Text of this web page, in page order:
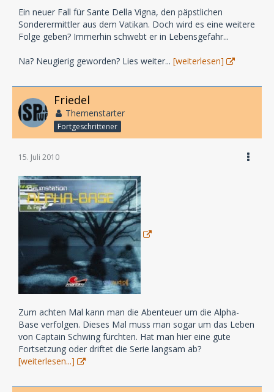
Ein neuer Fall für Sante Della Vigna, den päpstlichen
Sonderermittler aus dem Vatikan. Doch wird es eine weitere
Folge geben? Immerhin schwebt er in Lebensgefahr...
Na? Neugierig geworden? Lies weiter... [weiterlesen]
Friedel
Themenstarter
Fortgeschrittener
15. Juli 2010
Zum achten Mal kann man die Abenteuer um die Alpha-
Base verfolgen. Dieses Mal muss man sogar um das Leben
von Captain Schwing fürchten. Hat man hier eine gute
Fortsetzung oder driftet die Serie langsam ab?
[weiterlesen...]